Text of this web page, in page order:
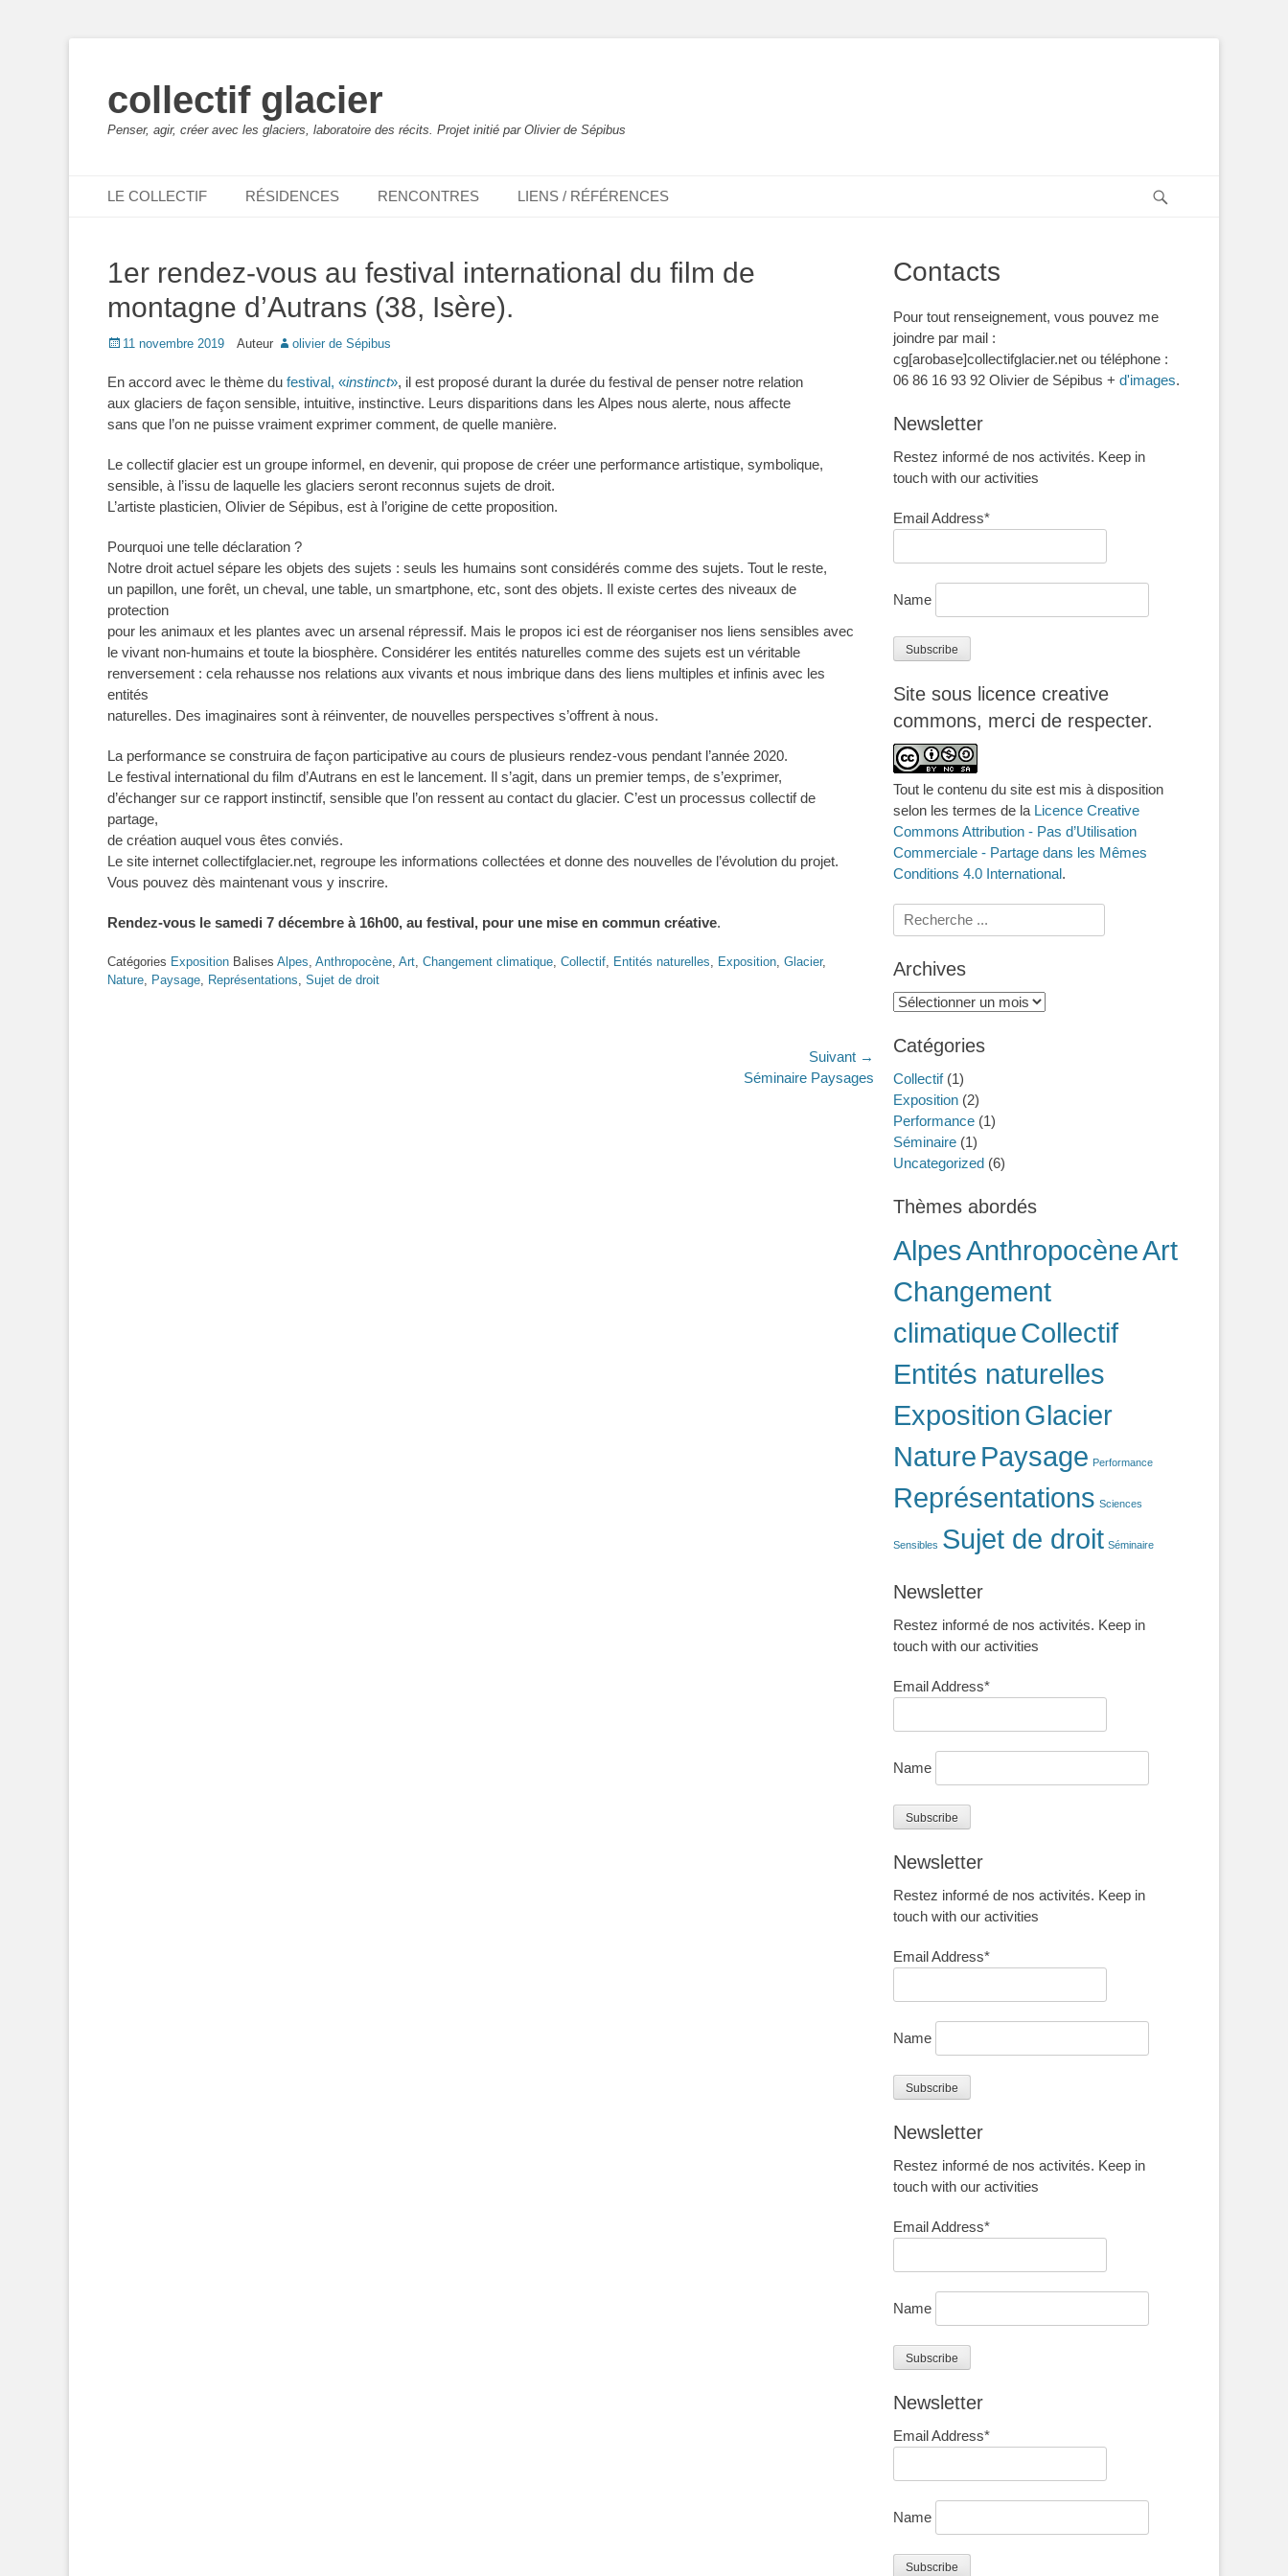
collectif glacier
Penser, agir, créer avec les glaciers, laboratoire des récits. Projet initié par Olivier de Sépibus
Menu principal
LE COLLECTIF RÉSIDENCES RENCONTRES LIENS / RÉFÉRENCES
1er rendez-vous au festival international du film de
montagne d’Autrans (38, Isère).
Posted
11 novembre 2019 Auteur olivier de Sépibus
En accord avec le thème du festival, «instinct», il est proposé durant la durée du festival de penser notre relation
aux glaciers de façon sensible, intuitive, instinctive. Leurs disparitions dans les Alpes nous alerte, nous affecte
sans que l’on ne puisse vraiment exprimer comment, de quelle manière.
Le collectif glacier est un groupe informel, en devenir, qui propose de créer une performance artistique, symbolique,
sensible, à l’issu de laquelle les glaciers seront reconnus sujets de droit.
L’artiste plasticien, Olivier de Sépibus, est à l’origine de cette proposition.
Pourquoi une telle déclaration ?
Notre droit actuel sépare les objets des sujets : seuls les humains sont considérés comme des sujets. Tout le reste,
un papillon, une forêt, un cheval, une table, un smartphone, etc, sont des objets. Il existe certes des niveaux de
protection
pour les animaux et les plantes avec un arsenal répressif. Mais le propos ici est de réorganiser nos liens sensibles avec
le vivant non-humains et toute la biosphère. Considérer les entités naturelles comme des sujets est un véritable
renversement : cela rehausse nos relations aux vivants et nous imbrique dans des liens multiples et infinis avec les
entités
naturelles. Des imaginaires sont à réinventer, de nouvelles perspectives s’offrent à nous.
La performance se construira de façon participative au cours de plusieurs rendez-vous pendant l’année 2020.
Le festival international du film d’Autrans en est le lancement. Il s’agit, dans un premier temps, de s’exprimer,
d’échanger sur ce rapport instinctif, sensible que l’on ressent au contact du glacier. C’est un processus collectif de
partage,
de création auquel vous êtes conviés.
Le site internet collectifglacier.net, regroupe les informations collectées et donne des nouvelles de l’évolution du projet.
Vous pouvez dès maintenant vous y inscrire.
Rendez-vous le samedi 7 décembre à 16h00, au festival, pour une mise en commun créative.
Catégories Exposition Balises Alpes, Anthropocène, Art, Changement climatique, Collectif, Entités naturelles, Exposition, Glacier,
Nature, Paysage, Représentations, Sujet de droit
Suivant →
Séminaire Paysages
Contacts
Pour tout renseignement, vous pouvez me
joindre par mail :
cg[arobase]collectifglacier.net ou téléphone :
06 86 16 93 92 Olivier de Sépibus + d'images.
Newsletter
Restez informé de nos activités. Keep in
touch with our activities
Email Address*
Name
Site sous licence creative
commons, merci de respecter.
Tout le contenu du site est mis à disposition
selon les termes de la Licence Creative
Commons Attribution - Pas d’Utilisation
Commerciale - Partage dans les Mêmes
Conditions 4.0 International.
Rechercher :
Archives
Archives
Catégories
Collectif(1)
Exposition (2)
Performance (1)
Séminaire (1)
Uncategorized (6)
Thèmes abordés
AlpesAnthropocèneArt
Changement
climatiqueCollectif
Entités naturelles
ExpositionGlacier
Nature Paysage Performance
Représentations Sciences
Sensibles Sujet de droit Séminaire
Newsletter
Restez informé de nos activités. Keep in
touch with our activities
Email Address*
Name
Newsletter
Restez informé de nos activités. Keep in
touch with our activities
Email Address*
Name
Newsletter
Restez informé de nos activités. Keep in
touch with our activities
Email Address*
Name
Newsletter
Email Address*
Name